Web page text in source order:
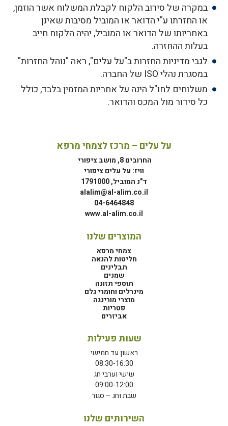
במקרה של סירוב הלקוח לקבלת המשלוח אשר הוזמן,
או החזרתו ע"י הדואר או המוביל מסיבות שאינן
באחריותו של הדואר או המוביל, יהיה הלקוח חייב
בעלות ההחזרה.
לגבי מדיניות החזרות ב"על עלים", ראה "נוהל החזרות"
במסגרת נהלי ISO של החברה.
משלוחים לחו"ל הינה על אחריות המזמין בלבד, כולל
כל סידור מול המכס והדואר.
על עלים – מרכז לצמחי מרפא
החרובים 8, מושב ציפורי
וויז: על עלים ציפורי
ד"נ המוביל, 1791000
alalim@al-alim.co.il
04-6464848
www.al-alim.co.il
המוצרים שלנו
צמחי מרפא
חליטות להנאה
תבלינים
שמנים
תוספי תזונה
מינרלים וחומרי גלם
מוצרי מורינגה
פטריות
אביזרים
שעות פעילות
ראשון עד חמישי
08:30-16:30
שישי וערבי חג
09:00-12:00
שבת וחג – סגור
השירותים שלנו